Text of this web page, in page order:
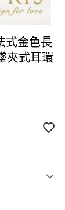
式金色長
夾式耳環